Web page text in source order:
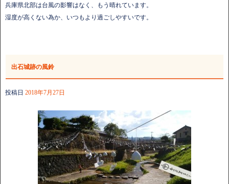
兵庫県北部は台風の影響はなく、もう晴れています。
湿度が高くない為か、いつもより過ごしやすいです。
出石城跡の風鈴
投稿日 2018年7月27日